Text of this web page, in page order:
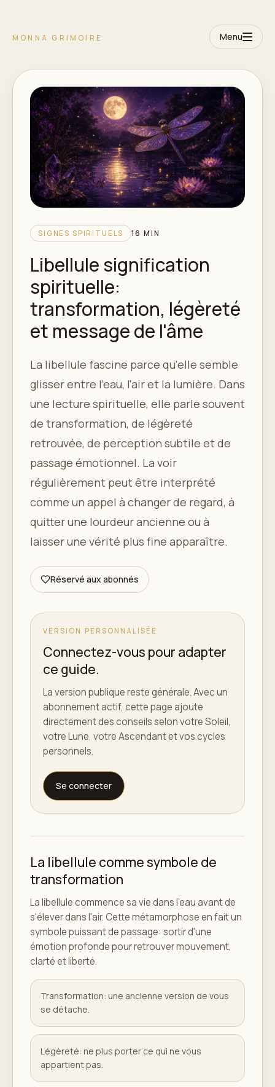
MONNA GRIMOIRE Menu
SIGNES SPIRITUELS 16 MIN
Libellule signification
spirituelle:
transformation, légèreté
et message de l'âme
La libellule fascine parce qu'elle semble
glisser entre l'eau, l'air et la lumière. Dans
une lecture spirituelle, elle parle souvent
de transformation, de légèreté
retrouvée, de perception subtile et de
passage émotionnel. La voir
régulièrement peut être interprété
comme un appel à changer de regard, à
quitter une lourdeur ancienne ou à
laisser une vérité plus fine apparaître.
Réservé aux abonnés
VERSION PERSONNALISÉE
Connectez-vous pour adapter
ce guide.
La version publique reste générale. Avec un
abonnement actif, cette page ajoute
directement des conseils selon votre Soleil,
votre Lune, votre Ascendant et vos cycles
personnels.
Se connecter
La libellule comme symbole de
transformation
La libellule commence sa vie dans l'eau avant de
s'élever dans l'air. Cette métamorphose en fait un
symbole puissant de passage: sortir d'une
émotion profonde pour retrouver mouvement,
clarté et liberté.
Transformation: une ancienne version de vous
se détache.
Légèreté: ne plus porter ce qui ne vous
appartient pas.